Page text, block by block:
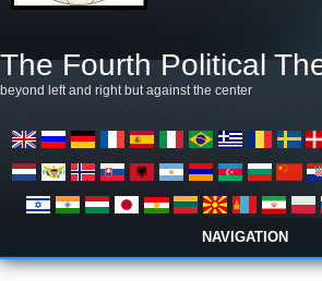
The Fourth Political
beyond left and right but against the center
NAVIGATION